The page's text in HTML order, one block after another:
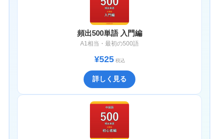
頻出500単語 入門編
A1相当・最初の500語
¥525税込
詳しく見る